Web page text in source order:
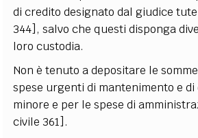
di credito designato dal giudice
344], salvo che questi disponga
loro custodia.
Non è tenuto a depositare le
spese urgenti di mantenimento e di
minore e per le spese di
civile 361].